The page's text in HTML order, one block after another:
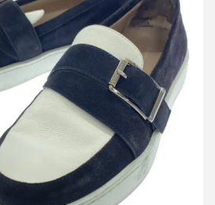
ェードレザースリッポンスニーカー
買取金額8,400円
詳しく見る